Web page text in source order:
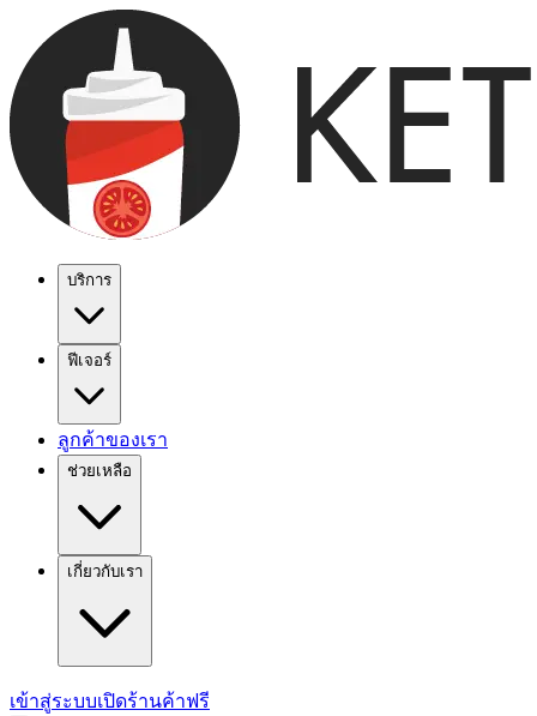
บริการ
ฟีเจอร์
ลูกค้าของเรา
ช่วยเหลือ
เกี่ยวกับเรา
เข้าสู่ระบบเปิดร้านค้าฟรี